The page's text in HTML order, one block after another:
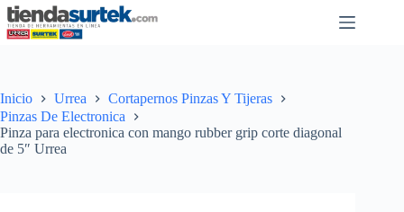
Saltar
al
contenido
Inicio Urrea
Cortapernos Pinzas Y Tijeras
Pinzas De Electronica
Pinza para electronica con mango rubber grip corte diagonal
de 5″ Urrea